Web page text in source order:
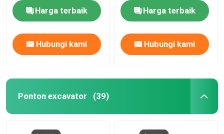
Harga terbaik
Hubungi kami
Harga terbaik
Hubungi kami
Ponton excavator (39)